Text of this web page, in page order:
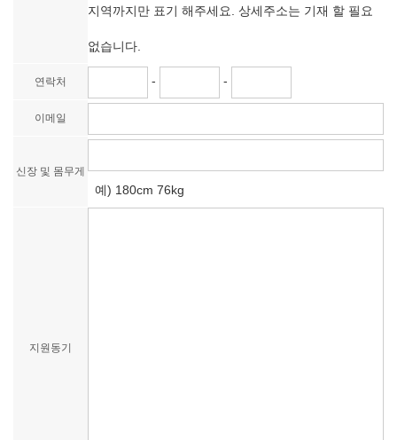
지역까지만 표기 해주세요. 상세주소는 기재 할 필요
없습니다.
연락처 - -
이메일
신장 및 몸무게
예) 180cm 76kg
지원동기